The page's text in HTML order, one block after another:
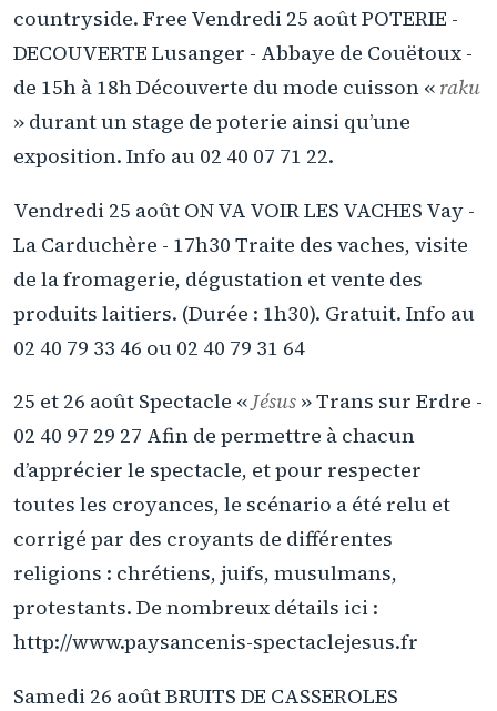
countryside. Free Vendredi 25 août POTERIE -
DECOUVERTE Lusanger - Abbaye de Couëtoux -
de 15h à 18h Découverte du mode cuisson « raku
» durant un stage de poterie ainsi qu’une
exposition. Info au 02 40 07 71 22.
Vendredi 25 août ON VA VOIR LES VACHES Vay -
La Carduchère - 17h30 Traite des vaches, visite
de la fromagerie, dégustation et vente des
produits laitiers. (Durée : 1h30). Gratuit. Info au
02 40 79 33 46 ou 02 40 79 31 64
25 et 26 août Spectacle «Jésus » Trans sur Erdre -
02 40 97 29 27 Afin de permettre à chacun
d’apprécier le spectacle, et pour respecter
toutes les croyances, le scénario a été relu et
corrigé par des croyants de différentes
religions : chrétiens, juifs, musulmans,
protestants. De nombreux détails ici :
http://www.paysancenis-spectaclejesus.fr
Samedi 26 août BRUITS DE CASSEROLES